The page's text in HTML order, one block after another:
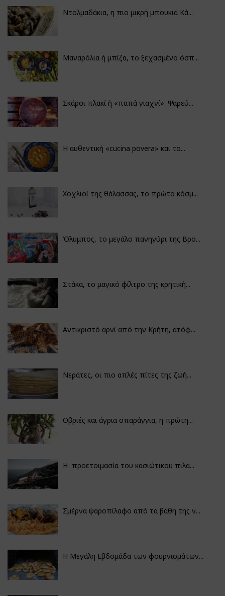
Ντολμαδάκια, η πιο μικρή μπουκιά Κά...
Μαναρόλια ή μπίζα, το ξεχασμένο όσπ...
Σκάροι πλακί ή «παπά γιαχνί». Ψαρεύ...
Η αυθεντική «cucina povera» και το...
Χοχλιοί της θάλασσας, το πρώτο κόσμ...
Όλυμπος, το μεγάλο πανηγύρι της Βρο...
Στάκα, το μαγικό φίλτρο της κρητική...
Αντικριστό αρνί από την Κρήτη, ατόφ...
Νεράτες, οι πιο απλές πίτες της ζωή...
Οβριές και άγρια σπαράγγια, η πρώτη...
Η προετοιμασία του κασιώτικου πιλα...
Σμέρνα ψαροπίλαφο από τα βάθη της ν...
Η Μεγάλη Εβδομάδα των φουρνισμάτων...